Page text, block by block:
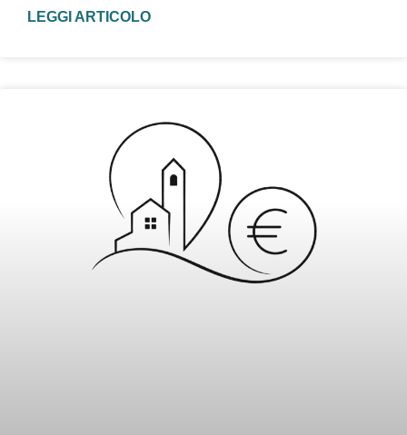
LEGGI ARTICOLO